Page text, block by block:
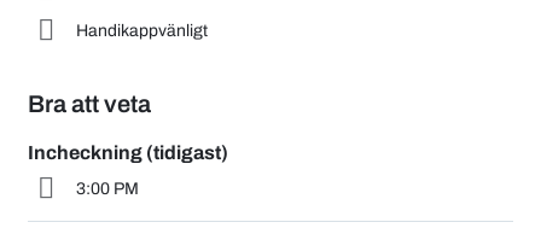
Handikappvänligt
Bra att veta
Incheckning (tidigast)
3:00 PM